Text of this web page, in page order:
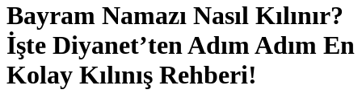
Bayram Namazı Nasıl Kılınır?
İşte Diyanet’ten Adım Adım En
Kolay Kılınış Rehberi!